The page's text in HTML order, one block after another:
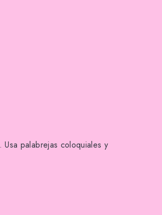
palabrejas coloquiales y